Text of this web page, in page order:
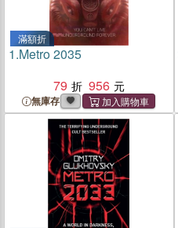
滿額折
1.Metro 2035
79
956
無庫存